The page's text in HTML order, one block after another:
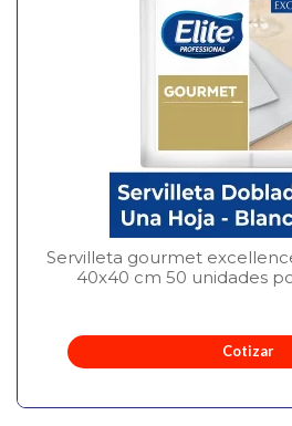
Servilleta gourmet
40x40 cm 50 unidades
Cotizar